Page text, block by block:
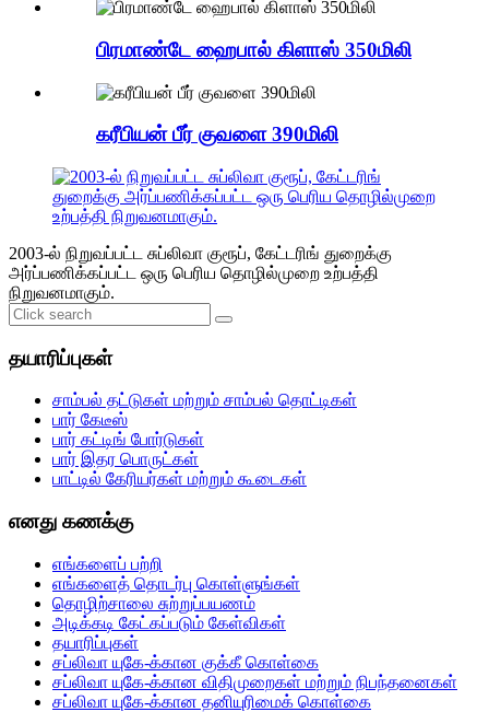
பிரமாண்டே ஹைபால் கிளாஸ் 350மிலி
கரீபியன் பீர் குவளை 390மிலி
2003-ல் நிறுவப்பட்ட சுப்லிவா குரூப், கேட்டரிங் துறைக்கு
அர்ப்பணிக்கப்பட்ட ஒரு பெரிய தொழில்முறை உற்பத்தி
நிறுவனமாகும்.
தயாரிப்புகள்
சாம்பல் தட்டுகள் மற்றும் சாம்பல் தொட்டிகள்
பார் கேடீஸ்
பார் கட்டிங் போர்டுகள்
பார் இதர பொருட்கள்
பாட்டில் கேரியர்கள் மற்றும் கூடைகள்
எனது கணக்கு
எங்களைப் பற்றி
எங்களைத் தொடர்பு கொள்ளுங்கள்
தொழிற்சாலை சுற்றுப்பயணம்
அடிக்கடி கேட்கப்படும் கேள்விகள்
தயாரிப்புகள்
சப்லிவா யுகே-க்கான குக்கீ கொள்கை
சப்லிவா யுகே-க்கான விதிமுறைகள் மற்றும் நிபந்தனைகள்
சப்லிவா யுகே-க்கான தனியுரிமைக் கொள்கை